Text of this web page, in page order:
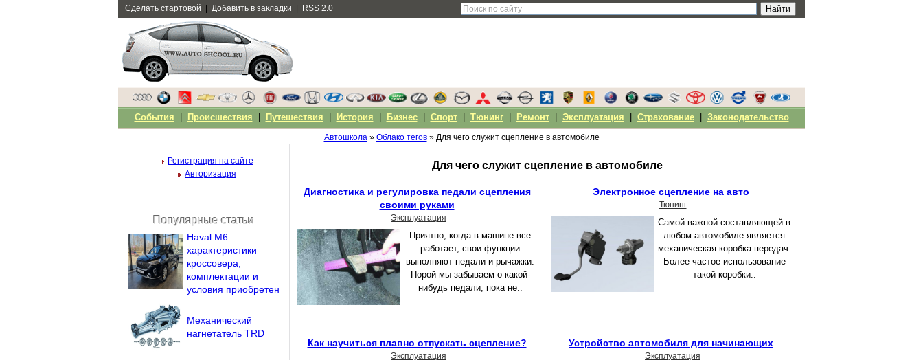
Автошкола» Облако тегов» Для чего служит сцепление в автомобиле
Для чего служит сцепление в автомобиле
Диагностика и регулировка педали сцепления
своими руками
Эксплуатация
Приятно, когда в машине все
работает, свои функции
выполняют педали и рычажки.
Порой мы забываем о какой-
нибудь педали, пока не..
Электронное сцепление на авто
Тюнинг
Самой важной составляющей в
любом автомобиле является
механическая коробка передач.
Более частое использование
такой коробки..
Как научиться плавно отпускать сцепление?
Эксплуатация
Устройство автомобиля для начинающих
Эксплуатация
Регистрация на сайте
Авторизация
Напомнить пароль?
Популярные статьи
Haval M6:
характеристики
кроссовера,
комплектации и
условия приобретен
Механический
нагнетатель TRD
Сделать стартовой Добавить в закладки RSS 2.0
События Происшествия Путешествия История Бизнес| Спорт| Тюнинг| Ремонт| Эксплуатация Страхование| Законодательство